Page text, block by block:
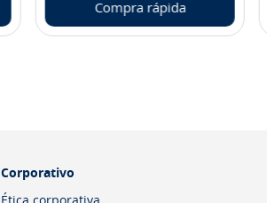
Compra rápida
Corporativo